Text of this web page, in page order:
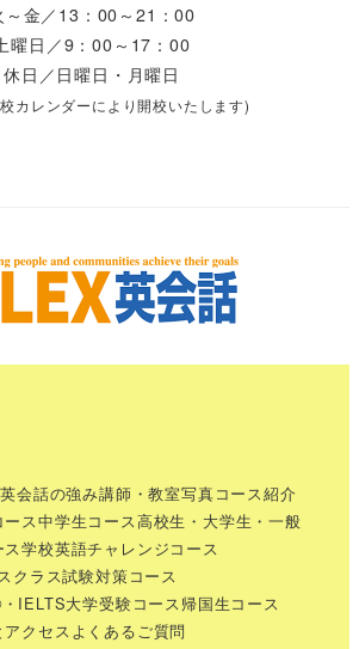
～金／13：00～21：00
曜日／9：00～17：00
休日／日曜日・月曜日
カレンダーにより開校いたします)
会話の強み講師・教室写真コース紹介
ス中学生コース高校生・大学生・一般
ス学校英語チャレンジコース
クラス試験対策コース
IELTS大学受験コース帰国生コース
クセスよくあるご質問